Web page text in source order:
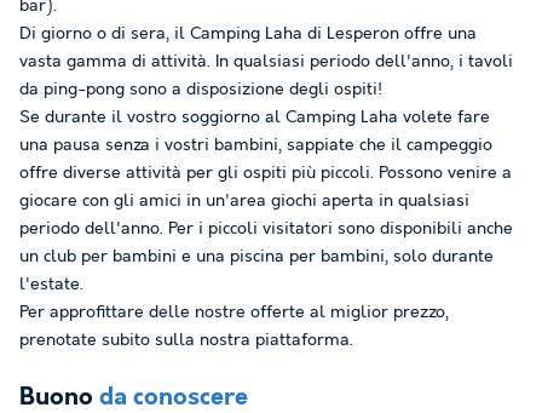
bar).
Di giorno o di sera, il Camping Laha di Lesperon offre una
vasta gamma di attività. In qualsiasi periodo dell'anno, i tavoli
da ping-pong sono a disposizione degli ospiti!
Se durante il vostro soggiorno al Camping Laha volete fare
una pausa senza i vostri bambini, sappiate che il campeggio
offre diverse attività per gli ospiti più piccoli. Possono venire a
giocare con gli amici in un'area giochi aperta in qualsiasi
periodo dell'anno. Per i piccoli visitatori sono disponibili anche
un club per bambini e una piscina per bambini, solo durante
l'estate.
Per approfittare delle nostre offerte al miglior prezzo,
prenotate subito sulla nostra piattaforma.
Buono da conoscere